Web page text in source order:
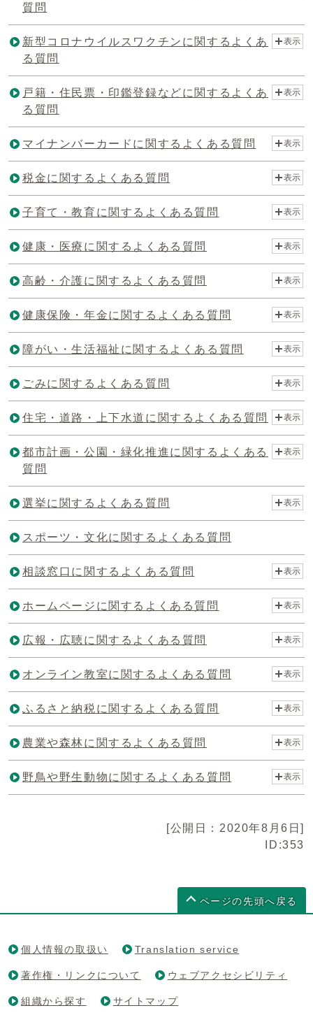
質問
新型コロナウイルスワクチンに関するよくあ
る質問
表示
戸籍・住民票・印鑑登録などに関するよくあ
る質問
表示
マイナンバーカードに関するよくある質問 表示
税金に関するよくある質問 表示
子育て・教育に関するよくある質問 表示
健康・医療に関するよくある質問 表示
高齢・介護に関するよくある質問 表示
健康保険・年金に関するよくある質問 表示
障がい・生活福祉に関するよくある質問 表示
ごみに関するよくある質問 表示
住宅・道路・上下水道に関するよくある質問 表示
都市計画・公園・緑化推進に関するよくある
質問
表示
選挙に関するよくある質問 表示
スポーツ・文化に関するよくある質問
相談窓口に関するよくある質問 表示
ホームページに関するよくある質問 表示
広報・広聴に関するよくある質問 表示
オンライン教室に関するよくある質問 表示
ふるさと納税に関するよくある質問 表示
農業や森林に関するよくある質問 表示
野鳥や野生動物に関するよくある質問 表示
[公開日：2020年8月6日]
ID:353
ページの先頭へ戻る
個人情報の取扱い Translation service
著作権・リンクについて ウェブアクセシビリティ
組織から探す サイトマップ